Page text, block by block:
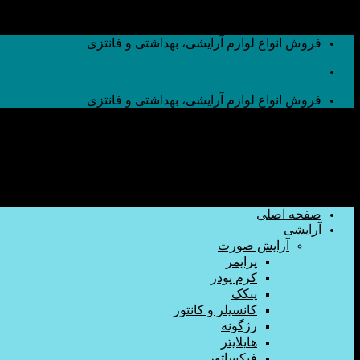
فروش انواع لوازم آرایشی، بهداشتی و فانتزی
فروش انواع لوازم آرایشی، بهداشتی و فانتزی
صفحه اصلی
آرایشی
آرایش صورت
پرایمر
کرم پودر
پنکک
کانسیلر و کانتور
رژگونه
هایلایتر